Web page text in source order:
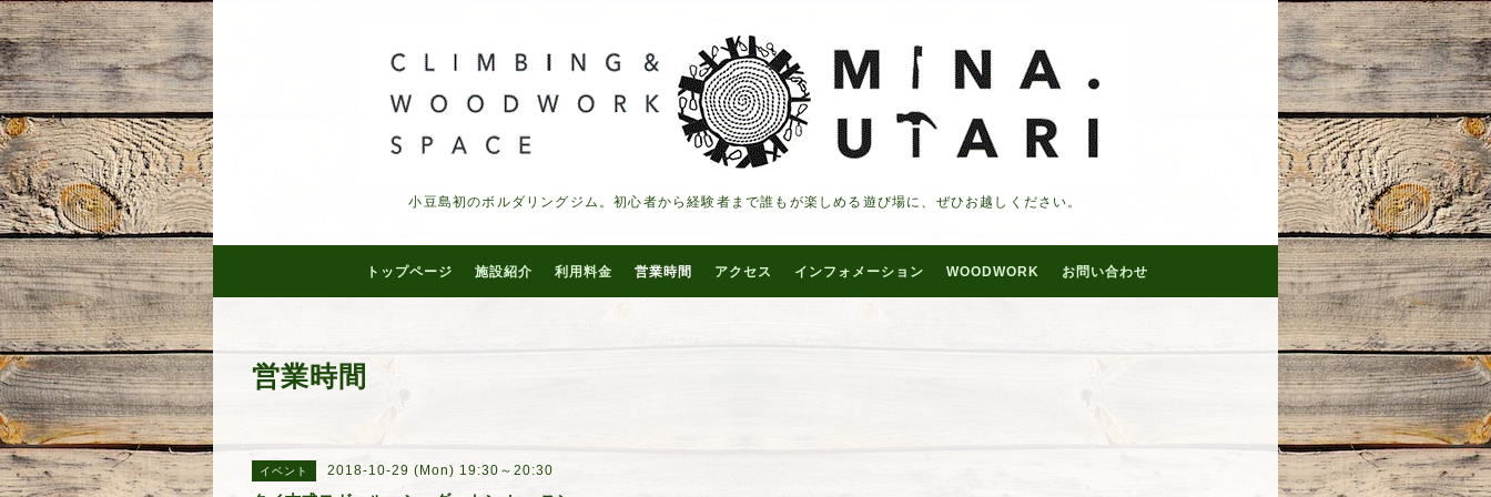
小豆島初のボルダリングジム。初心者から経験者まで誰もが楽しめる遊び場に、ぜひお越しください。
トップページ 施設紹介 利用料金 営業時間 アクセス インフォメーション WOODWORK お問い合わせ
営業時間
イベント 2018-10-29 (Mon) 19:30～20:30